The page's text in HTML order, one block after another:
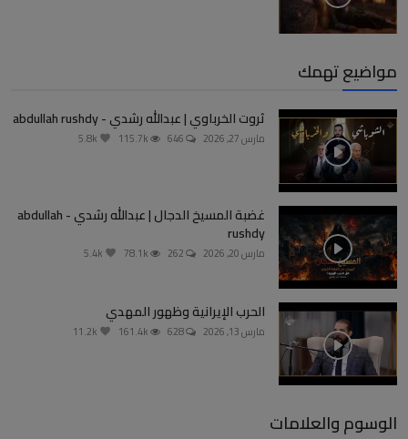
مواضيع تهمك
ثروت الخرباوي | عبدالله رشدي - abdullah rushdy
مارس 27, 2026
غضبة المسيخ الدجال | عبدالله رشدي - abdullah
rushdy
مارس 20, 2026
الحرب الإيرانية وظهور المهدي
مارس 13, 2026
الوسوم والعلامات